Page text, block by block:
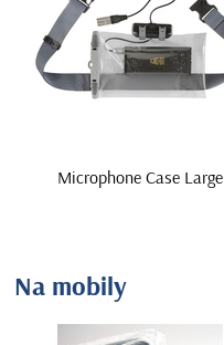
Microphone Case Large
Na mobily